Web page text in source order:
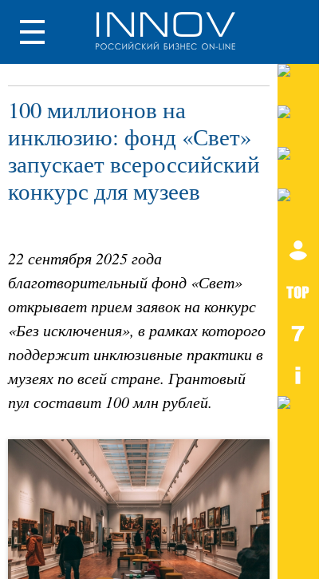
100 миллионов на
инклюзию: фонд «Свет»
запускает всероссийский
конкурс для музеев
22 сентября 2025 года
благотворительный фонд «Свет»
открывает прием заявок на конкурс
«Без исключения», в рамках которого
поддержит инклюзивные практики в
музеях по всей стране. Грантовый
пул составит 100 млн рублей.